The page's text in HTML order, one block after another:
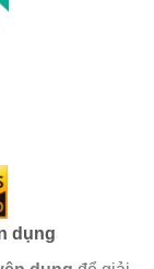
dụng